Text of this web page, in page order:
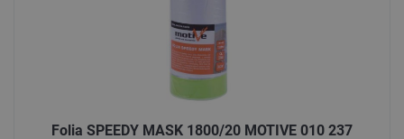
Folia SPEEDY MASK 1800/20 MOTIVE 010 237